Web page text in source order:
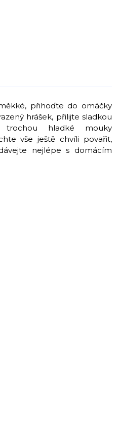
přihoďte do omáčky
hrášek, přilijte sladkou
hladké mouky
vše ještě chvíli povařit,
nejlépe s domácím